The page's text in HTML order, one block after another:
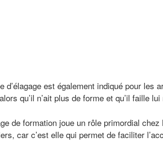
d’élagage est également indiqué pour les
qu’il n’ait plus de forme et qu’il faille
de formation joue un rôle primordial
car c’est elle qui permet de faciliter